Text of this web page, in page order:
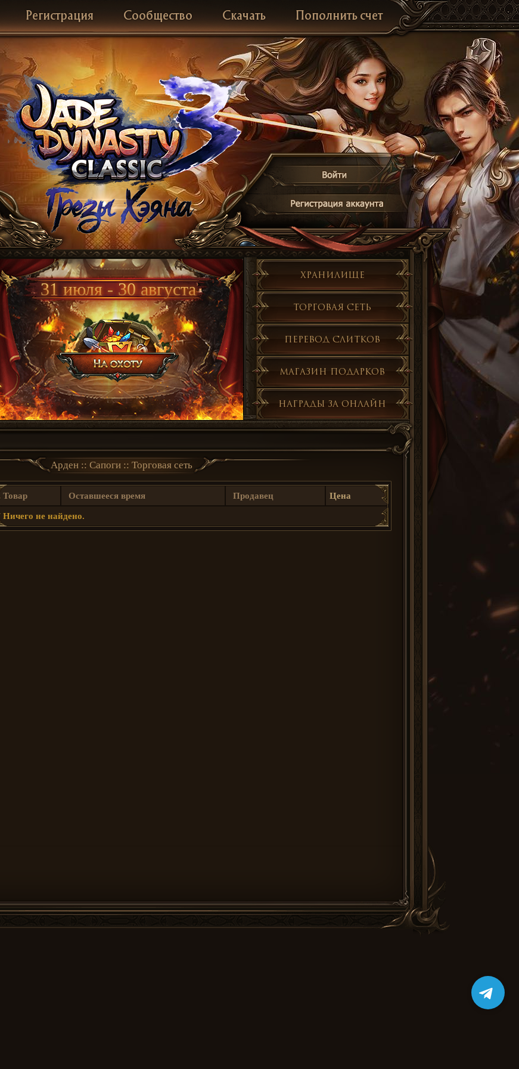
Регистрация Сообщество Скачать Пополнить счет
31 июля - 30 августа
Хранилище
Торговая сеть
Перевод слитков
Магазин подарков
Награды за онлайн
Арден :: Сапоги :: Торговая сеть
Товар Оставшееся время Продавец Цена
Ничего не найдено.